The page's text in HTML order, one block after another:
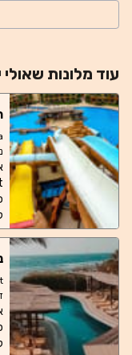
עוד מלונות שאולי